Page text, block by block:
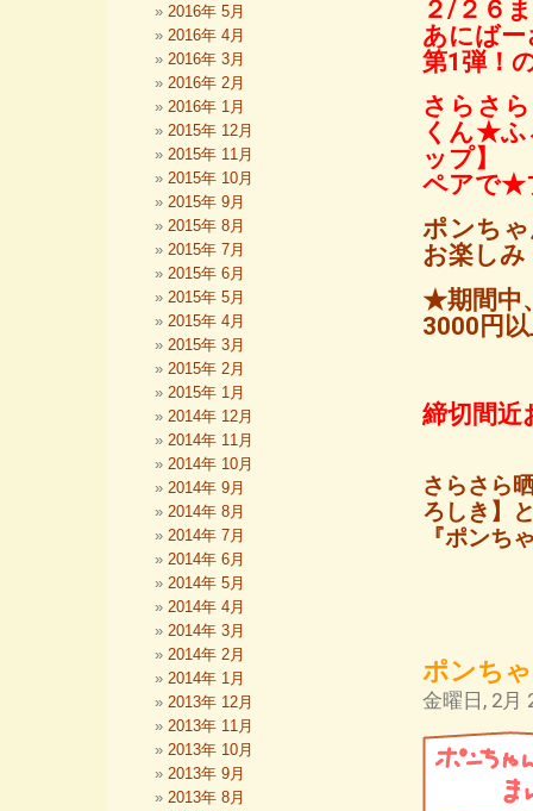
２/２６
あにば
第1弾！
さらさ
くん★ふ
ップ】
ペアで★
ポンち
お楽しみ
★期間中
3000円
締切間近
さらさら
ろしき】
『ポンち
ポンち
金曜日, 2月
2016年 5月
2016年 4月
2016年 3月
2016年 2月
2016年 1月
2015年 12月
2015年 11月
2015年 10月
2015年 9月
2015年 8月
2015年 7月
2015年 6月
2015年 5月
2015年 4月
2015年 3月
2015年 2月
2015年 1月
2014年 12月
2014年 11月
2014年 10月
2014年 9月
2014年 8月
2014年 7月
2014年 6月
2014年 5月
2014年 4月
2014年 3月
2014年 2月
2014年 1月
2013年 12月
2013年 11月
2013年 10月
2013年 9月
2013年 8月